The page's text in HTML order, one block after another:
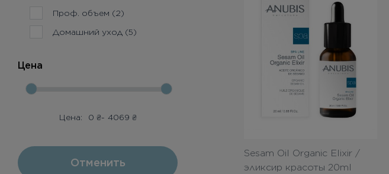
Проф. объем (2)
Домашний уход (5)
Цена
Цена: 0 ₴- 4069 ₴
Отменить
Sesam Oil Organic Elixir /
эликсир красоты 20ml